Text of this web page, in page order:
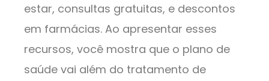
estar, consultas gratuitas, e descontos
em farmácias. Ao apresentar esses
recursos, você mostra que o plano de
saúde vai além do tratamento de